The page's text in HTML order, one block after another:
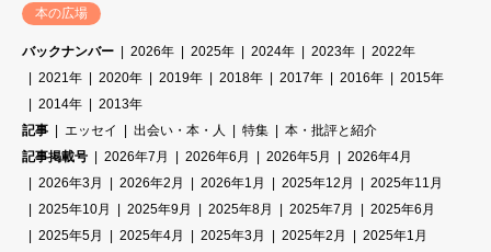
本の広場
バックナンバー 2026年 2025年 2024年 2023年
2022年
2021年
2020年 2019年 2018年 2017年 2016年
2015年
2014年
2013年
記事
エッセイ 出会い・本・人 特集
本・批評と紹介
記事掲載号
2026年7月 2026年6月 2026年5月
2026年4月
2026年3月
2026年2月 2026年1月 2025年12月
2025年11月
2025年10月
2025年9月 2025年8月 2025年7月
2025年6月
2025年5月
2025年4月 2025年3月 2025年2月
2025年1月